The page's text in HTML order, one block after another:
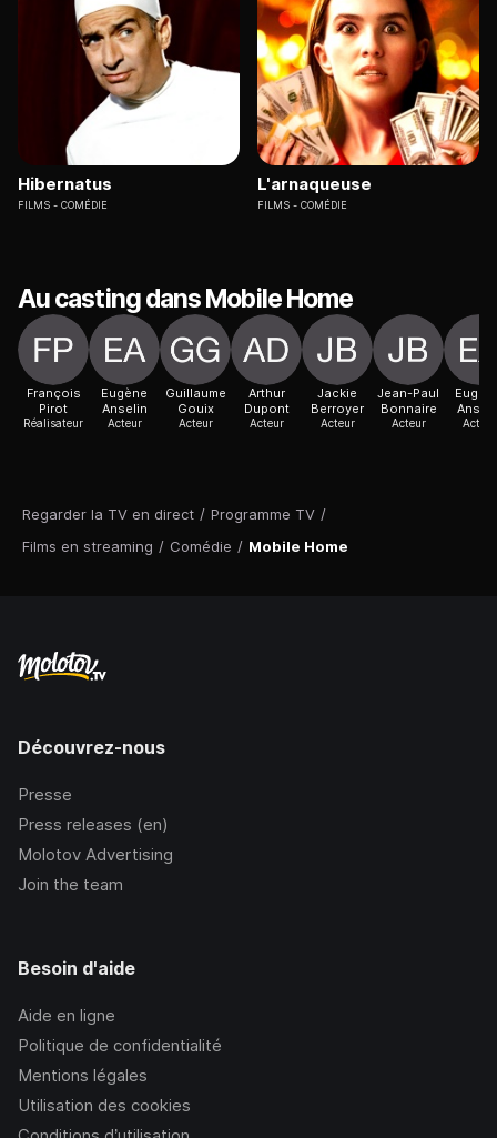
Regarder la TV en direct / Programme TV /
Films en streaming / Comédie / Mobile Home
Hibernatus
FILMS COMÉDIE
L'arnaqueuse
FILMS COMÉDIE
Au casting dans Mobile Home
François
Pirot
Réalisateur
Eugène
Anselin
Acteur
Guillaume
Gouix
Acteur
Arthur
Dupont
Acteur
Jackie
Berroyer
Acteur
Jean-Paul
Bonnaire
Acteur Acteur
Découvrez-nous
Presse
Press releases (en)
Molotov Advertising
Join the team
Besoin d'aide
Aide en ligne
Politique de confidentialité
Mentions légales
Utilisation des cookies